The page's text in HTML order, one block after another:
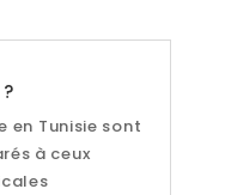
en Tunisie sont
à ceux